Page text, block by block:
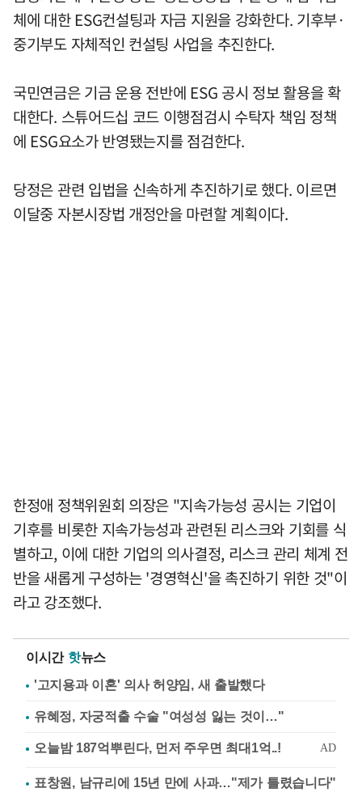
체에 대한 ESG컨설팅과 자금 지원을 강화한다. 기후부·
중기부도 자체적인 컨설팅 사업을 추진한다.
국민연금은 기금 운용 전반에 ESG 공시 정보 활용을 확
대한다. 스튜어드십 코드 이행점검시 수탁자 책임 정책
에 ESG요소가 반영됐는지를 점검한다.
당정은 관련 입법을 신속하게 추진하기로 했다. 이르면
이달중 자본시장법 개정안을 마련할 계획이다.
한정애 정책위원회 의장은 "지속가능성 공시는 기업이
기후를 비롯한 지속가능성과 관련된 리스크와 기회를 식
별하고, 이에 대한 기업의 의사결정, 리스크 관리 체계 전
반을 새롭게 구성하는 '경영혁신'을 촉진하기 위한 것"이
라고 강조했다.
이시간 핫뉴스
'고지용과 이혼' 의사 허양임, 새 출발했다
유혜정, 자궁적출 수술 "여성성 잃는 것이…"
표창원, 남규리에 15년 만에 사과…"제가 틀렸습니다"